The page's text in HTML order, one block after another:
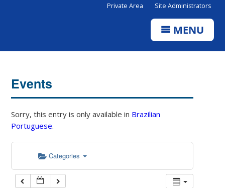
Private Area Site Administrators
MENU
Events
Sorry, this entry is only available in Brazilian
Portuguese.
Categories